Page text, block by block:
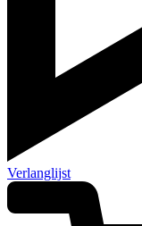
Verlanglijst